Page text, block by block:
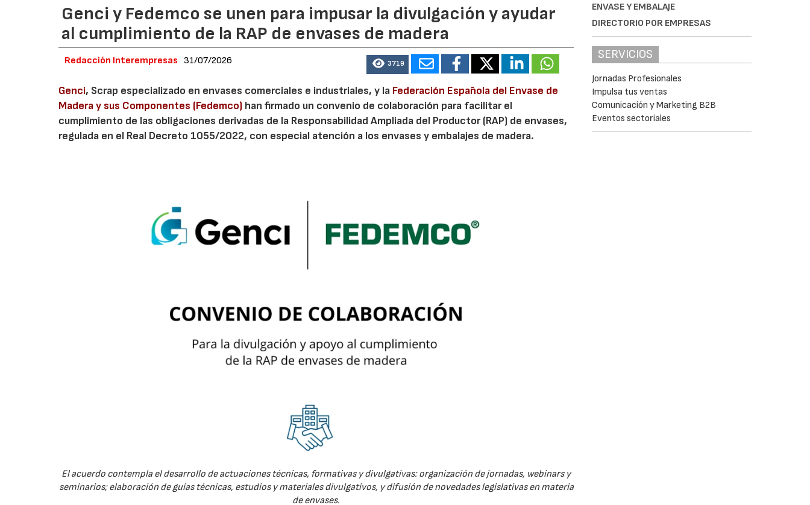
Genci y Fedemco se unen para impusar la divulgación y ayudar
al cumplimiento de la RAP de envases de madera
Redacción Interempresas 31/07/2026 3719
Genci, Scrap especializado en envases comerciales e industriales, y la Federación Española del Envase de
Madera y sus Componentes (Fedemco) han firmado un convenio de colaboración para facilitar el
cumplimiento de las obligaciones derivadas de la Responsabilidad Ampliada del Productor (RAP) de envases,
regulada en el Real Decreto 1055/2022, con especial atención a los envases y embalajes de madera.
El acuerdo contempla el desarrollo de actuaciones técnicas, formativas y divulgativas: organización de jornadas, webinars y
seminarios; elaboración de guías técnicas, estudios y materiales divulgativos, y difusión de novedades legislativas en materia
de envases.
ENVASE Y EMBALAJE
DIRECTORIO POR EMPRESAS
SERVICIOS
Jornadas Profesionales
Impulsa tus ventas
Comunicación y Marketing B2B
Eventos sectoriales